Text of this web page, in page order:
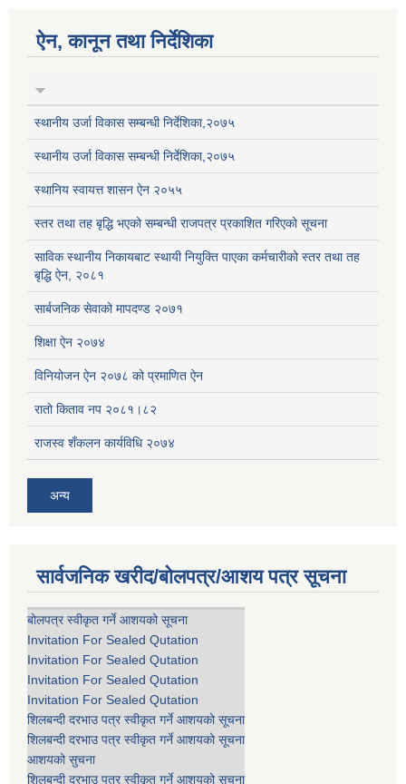
ऐन, कानून तथा निर्देशिका
स्थानीय उर्जा विकास सम्बन्धी निर्देशिका,२०७५
स्थानीय उर्जा विकास सम्बन्धी निर्देशिका,२०७५
स्थानिय स्वायत्त शासन ऐन २०५५
स्तर तथा तह बृद्धि भएको सम्बन्धी राजपत्र प्रकाशित गरिएको सूचना
साविक स्थानीय निकायबाट स्थायी नियुक्ति पाएका कर्मचारीको स्तर तथा तह
बृद्धि ऐन, २०८१
सार्बजनिक सेवाको मापदण्ड २०७१
शिक्षा ऐन २०७४
विनियोजन ऐन २०७८ को प्रमाणित ऐन
रातो किताव नप २०८१।८२
राजस्व शँकलन कार्यविधि २०७४
अन्य
सार्वजनिक खरीद/बोलपत्र/आशय पत्र सूचना
बोलपत्र स्वीकृत गर्ने आशयको सूचना
Invitation For Sealed Qutation
Invitation For Sealed Qutation
Invitation For Sealed Qutation
Invitation For Sealed Qutation
शिलबन्दी दरभाउ पत्र स्वीकृत गर्ने आशयको सूचना
शिलबन्दी दरभाउ पत्र स्वीकृत गर्ने आशयको सूचना
आशयको सुचना
शिलबन्दी दरभाउ पत्र स्वीकृत गर्ने आशयको सूचना